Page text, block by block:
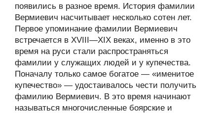
появились в разное время. История фамилии
Вермиевич насчитывает несколько сотен лет.
Первое упоминание фамилии Вермиевич
встречается в XVIII—XIX веках, именно в это
время на руси стали распространяться
фамилии у служащих людей и у купечества.
Поначалу только самое богатое — «именитое
купечество» — удостаивалось чести получить
фамилию Вермиевич. В это время начинают
называться многочисленные боярские и